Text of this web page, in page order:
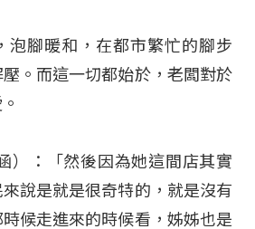
泡腳暖和，在都市繁忙的腳步
。而這一切都始於，老闆對於
）：「然後因為她這間店其實
說是就是很奇特的，就是沒有
候走進來的時候看，姊姊也是